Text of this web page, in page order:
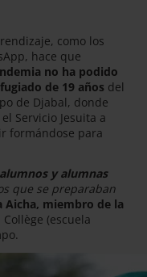
como los
hace que
no ha podido
de 19 años del
de Djabal, donde
Servicio Jesuita a
formándose para
y alumnas
que se preparaban
Aicha, miembro de la
Collège (escuela